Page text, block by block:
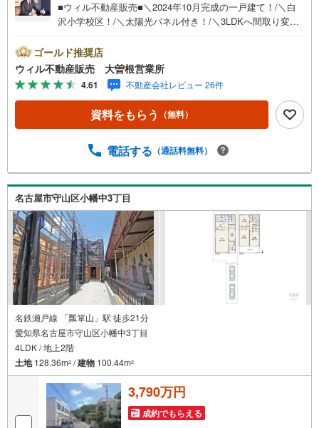
■ウィル不動産販売■＼2024年10月完成の一戸建て！/＼白
沢小学校区！/＼太陽光パネル付き！/＼3LDKへ間取り変更
＝＝＝＝東証上場のウィルで安心取引！定休日無！平日特
典あり！住宅ローンもお任せ下さい！年間800組以上を担当
する専門部署が、あなたの住宅ローンをお手伝い！リフォ
ーム・リノベも併せて相談可能！お子様連れのご家族も落
ち着いてお話ができるよう、キッズスペースを設置してい
ます。【営業時間 10:00-19:00】（年中無休）上記時間はお
下さい！現地を見学される場合は「室内・現地を見学する
とスムーズにご案内が可能です。
ゴールド推奨店
ウィル不動産販売 大曽根営業所
4.61 不動産会社レビュー 26件
資料をもらう （無料）
電話する （通話料無料）
名古屋市守山区小幡中3丁目
名鉄瀬戸線 「瓢箪山」駅 徒歩21分
愛知県名古屋市守山区小幡中3丁目
4LDK / 地上2階
土地128.36m2 /建物 100.44m2
3,790万円
成約でもらえる